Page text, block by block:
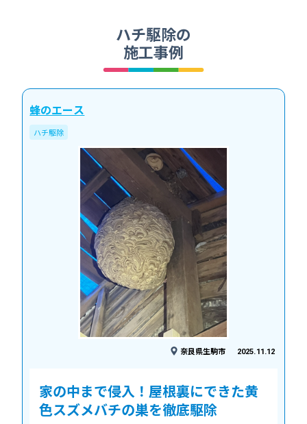
ハチ駆除の
施工事例
蜂のエース
ハチ駆除
奈良県生駒市 2025.11.12
家の中まで侵入！屋根裏にできた黄
色スズメバチの巣を徹底駆除